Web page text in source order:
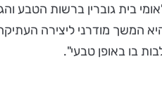
בית גוברין ברשות הטבע
המשך מודרני ליצירה
בו באופן טבעי".